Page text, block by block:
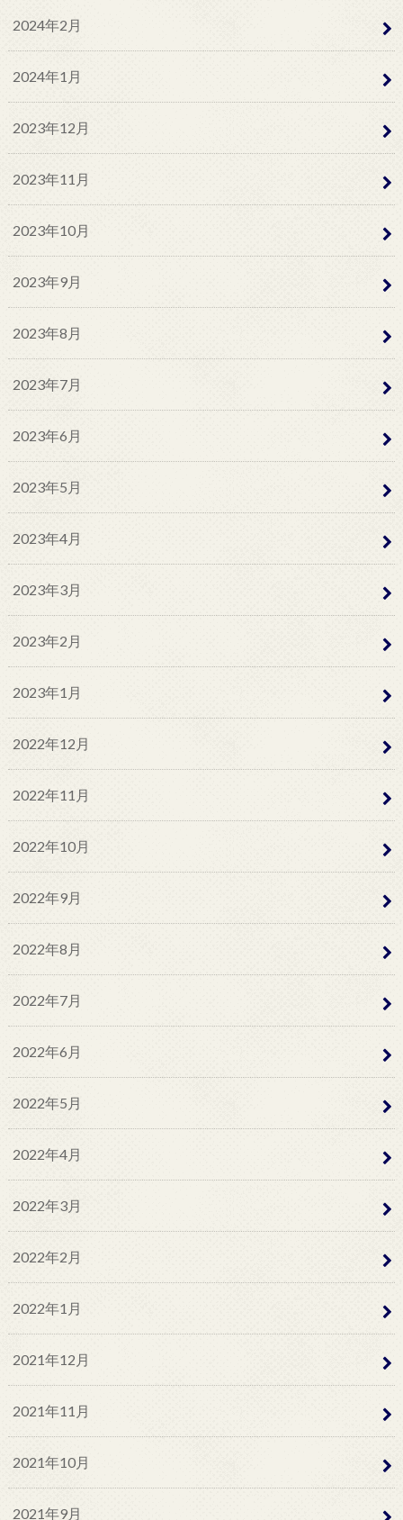
2024年2月
2024年1月
2023年12月
2023年11月
2023年10月
2023年9月
2023年8月
2023年7月
2023年6月
2023年5月
2023年4月
2023年3月
2023年2月
2023年1月
2022年12月
2022年11月
2022年10月
2022年9月
2022年8月
2022年7月
2022年6月
2022年5月
2022年4月
2022年3月
2022年2月
2022年1月
2021年12月
2021年11月
2021年10月
2021年9月